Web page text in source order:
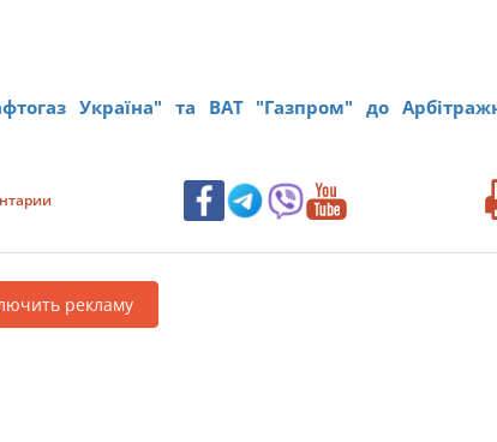
Україна" та ВАТ "Газпром" до
рекламу